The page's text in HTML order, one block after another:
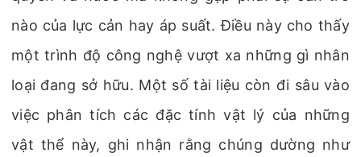
nào của lực cản hay áp suất. Điều này cho thấy
một trình độ công nghệ vượt xa những gì nhân
loại đang sở hữu. Một số tài liệu còn đi sâu vào
việc phân tích các đặc tính vật lý của những
vật thể này, ghi nhận rằng chúng dường như